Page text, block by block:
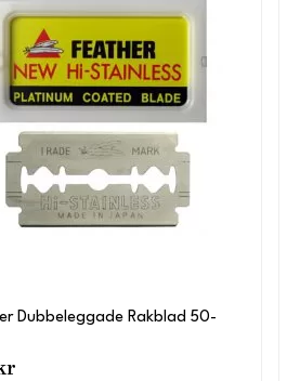
Dubbeleggade Rakblad 50-